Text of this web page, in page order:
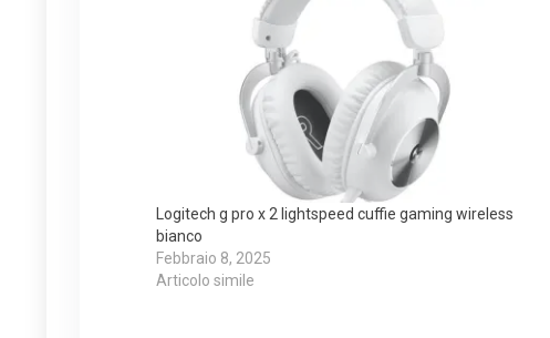
Logitech g pro x 2 lightspeed cuffie gaming wireless
bianco
Febbraio 8, 2025
Articolo simile